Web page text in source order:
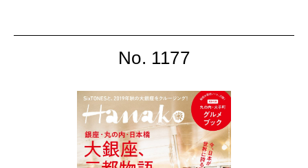
No. 1177